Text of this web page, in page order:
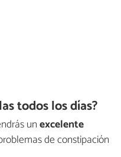
todos los días?
unexcelente
de constipación